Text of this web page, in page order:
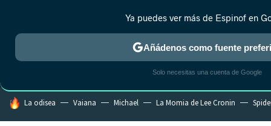
MENÚ NUEVO
ANIME RANKINGS CINE
HOY SE HABLA DE
La odisea Vaiana Michael La Momia de Lee Cronin
Ya puedes ver más de Espinof en
Añádenos como fuente
Solo necesitas una cuenta de Google